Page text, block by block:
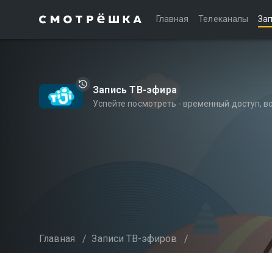
Главная Телеканалы
Запись ТВ-эфира
Успейте посмотреть - временный доступ,
Главная / Записи ТВ-эфиров /